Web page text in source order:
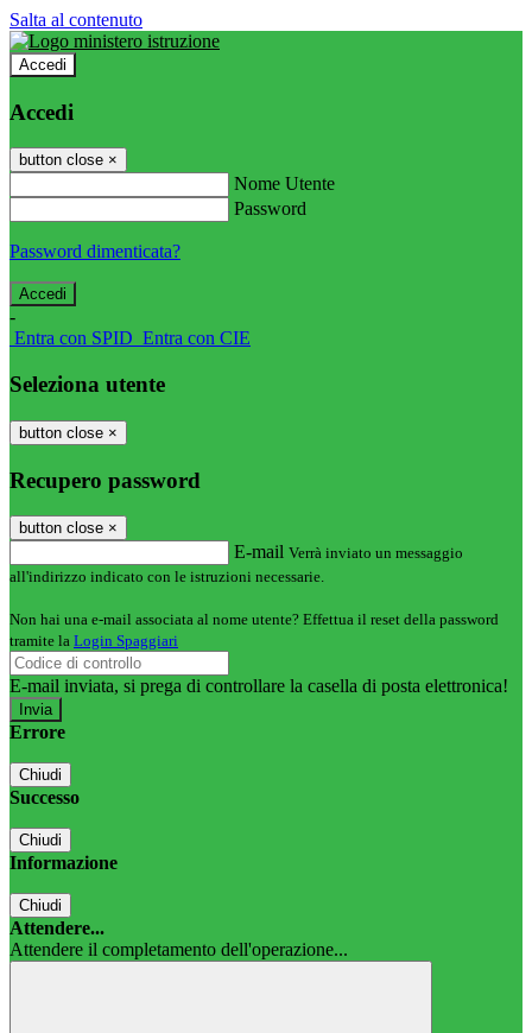
Salta al contenuto
Accedi
Accedi
button close ×
Nome Utente
Password
Password dimenticata?
-
Entra con SPID Entra con CIE
Seleziona utente
button close ×
Recupero password
button close ×
E-mail Verrà inviato un messaggio
all'indirizzo indicato con le istruzioni necessarie.
Non hai una e-mail associata al nome utente? Effettua il reset della password
tramite la Login Spaggiari
E-mail inviata, si prega di controllare la casella di posta elettronica!
Errore
Chiudi
Successo
Chiudi
Informazione
Chiudi
Attendere...
Attendere il completamento dell'operazione...